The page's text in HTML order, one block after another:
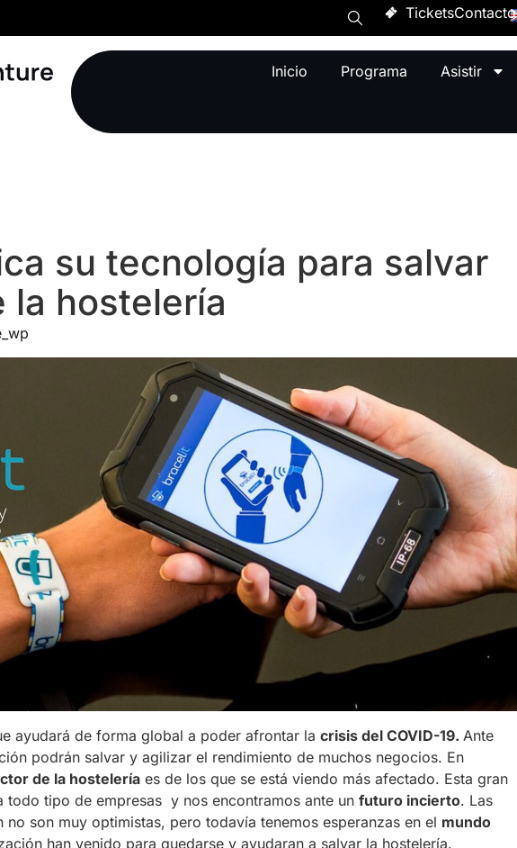
TicketsContacto
Inicio Programa Asistir
su tecnología para salvar
la hostelería
ayudará de forma global a poder afrontar la crisis del COVID-19. Ante
podrán salvar y agilizar el rendimiento de muchos negocios. En
de la hosteleríaes de los que se está viendo más afectado. Esta gran
todo tipo de empresas y nos encontramos ante un futuro incierto. Las
son muy optimistas, pero todavía tenemos esperanzas en el mundo
han venido para quedarse y ayudaran a salvar la hostelería.